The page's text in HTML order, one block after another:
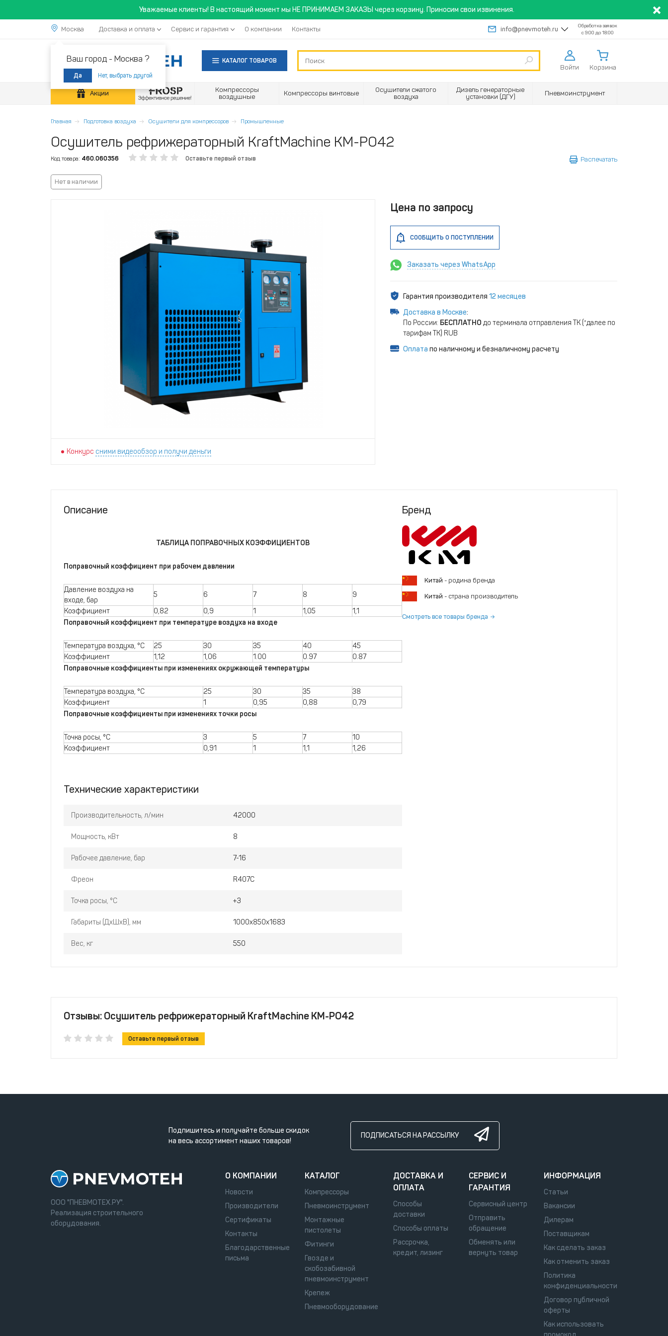
Уважаемые клиенты! В настоящий момент мы НЕ ПРИНИМАЕМ ЗАКАЗЫ через корзину. Приносим свои извинения.
Москва
Ваш город - Москва ?
Да Нет, выбрать другой
Доставка и оплата Сервис и гарантия О компании Контакты info@pnevmoteh.ru
Обработка заявок
с 9:00 до 18:00
КАТАЛОГ ТОВАРОВ
Войти Корзина
Акции
Компрессоры
воздушные
Компрессоры винтовые
Осушители сжатого
воздуха
Дизель генераторные
установки (ДГУ)
Пневмоинструмент
Главная Подготовка воздуха Осушители для компрессоров Промышленные
Осушитель рефрижераторный KraftMachine КМ-РО42
Код товара: 460.060356 Оставьте первый отзыв Распечатать
Нет в наличии
Конкурс сними видеообзор и получи деньги
Цена по запросу
СООБЩИТЬ О ПОСТУПЛЕНИИ
Заказать через WhatsApp
Гарантия производителя 12 месяцев
Доставка в Москве:
По России: БЕСПЛАТНО до терминала отправления ТК (*далее по
тарифам ТК) RUB
Оплата по наличному и безналичному расчету
Описание
ТАБЛИЦА ПОПРАВОЧНЫХ КОЭФФИЦИЕНТОВ
Поправочный коэффициент при рабочем давлении
Давление воздуха на
входе, бар
5 6 7 8
9
Коэффициент
0,82 0,9 1 1,05
1,1
Поправочный коэффициент при температуре воздуха на входе
Температура воздуха, °С 25 30 35 40
45
Коэффициент
1,12 1,06 1.00 0.97
0.87
Поправочные коэффициенты при изменениях окружающей температуры
Температура воздуха, °С 25 30 35
38
Коэффициент
1 0,95 0,88
0,79
Поправочные коэффициенты при изменениях точки росы
Точка росы, °C 3 5 7
10
Коэффициент
0,91 1 1,1 1,26
Технические характеристики
Производительность, л/мин 42000
Мощность, кВт 8
Рабочее давление, бар 7-16
Фреон R407С
Точка росы, °C +3
Габариты (ДхШхВ), мм 1000x850x1683
Вес, кг 550
Бренд
Китай - родина бренда
Китай - страна производитель
Смотреть все товары бренда
Отзывы: Осушитель рефрижераторный KraftMachine КМ-РО42
Оставьте первый отзыв
Подпишитесь и получайте больше скидок
на весь ассортимент наших товаров!
ПОДПИСАТЬСЯ НА РАССЫЛКУ
ООО "ПНЕВМОТЕХ.РУ".
Реализация строительного
оборудования.
О КОМПАНИИ
Новости
Производители
Сертификаты
Контакты
Благодарственные
письма
КАТАЛОГ
Компрессоры
Пневмоинструмент
Монтажные
пистолеты
Фитинги
Гвозде и
скобозабивной
пневмоинструмент
Крепеж
Пневмооборудование
ДОСТАВКА И
ОПЛАТА
Способы
доставки
Способы оплаты
Рассрочка,
кредит, лизинг
СЕРВИС И
ГАРАНТИЯ
Сервисный центр
Отправить
обращение
Обменять или
вернуть товар
ИНФОРМАЦИЯ
Статьи
Вакансии
Дилерам
Поставщикам
Как сделать заказ
Как отменить заказ
Политика
конфиденциальности
Договор публичной
оферты
Как использовать